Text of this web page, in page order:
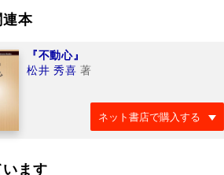
連本
『不動心』
松井 秀喜 著
ネット書店で購入する
ます